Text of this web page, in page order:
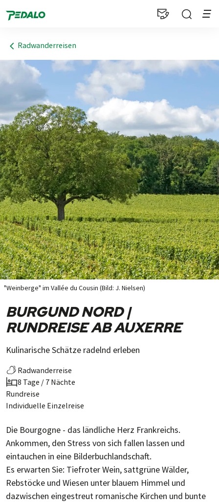
1
Radwanderreisen
"Weinberge" im Vallée du Cousin (Bild: J. Nielsen)
BURGUND NORD |
RUNDREISE AB AUXERRE
Kulinarische Schätze radelnd erleben
Radwanderreise
8 Tage / 7 Nächte
Rundreise
Individuelle Einzelreise
Die Bourgogne - das ländliche Herz Frankreichs.
Ankommen, den Stress von sich fallen lassen und
eintauchen in eine Bilderbuchlandschaft.
Es erwarten Sie: Tiefroter Wein, sattgrüne Wäl­der,
Rebstöcke und Wiesen unter blauem Him­mel und
dazwischen eingestreut romanische Kirchen und bunte